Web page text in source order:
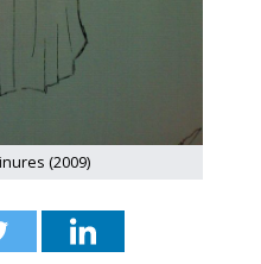
(2009)